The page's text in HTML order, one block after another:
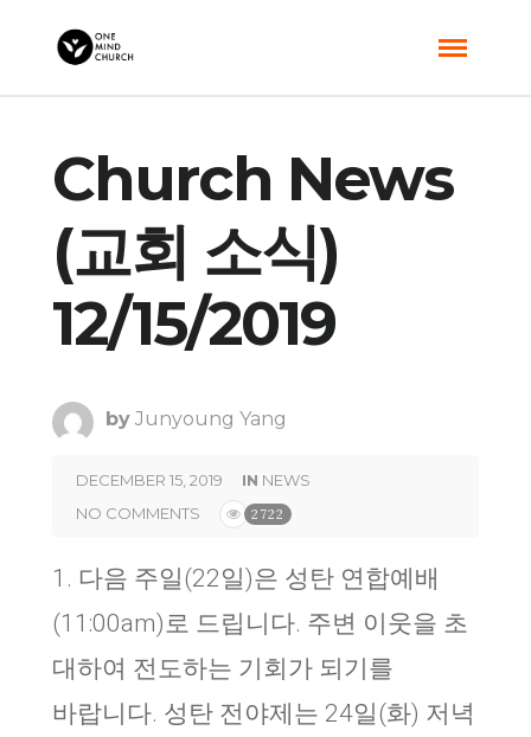
Church News
(교회 소식)
12/15/2019
by Junyoung Yang
DECEMBER 15, 2019 IN NEWS
NO COMMENTS
2722
1. 다음 주일(22일)은 성탄 연합예배
(11:00am)로 드립니다. 주변 이웃을 초
대하여 전도하는 기회가 되기를
바랍니다. 성탄 전야제는 24일(화) 저녁